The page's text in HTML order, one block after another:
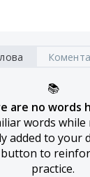
📚
are no words
words
added to your
button to
practice.